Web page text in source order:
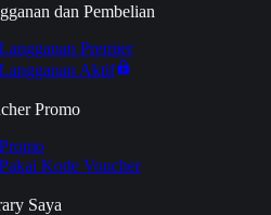
dan Pembelian
Langganan Premier
Langganan Aktif
Promo
Promo
Pakai Kode Voucher
Saya